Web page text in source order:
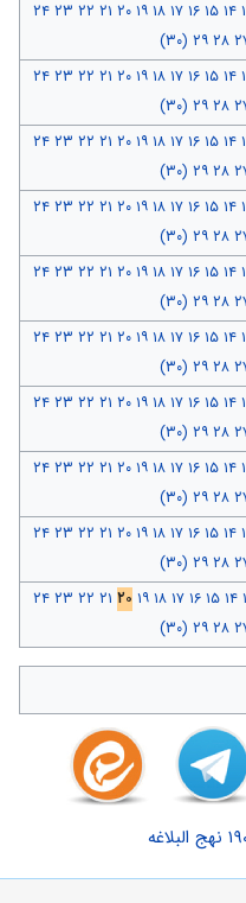
۱۴ ۱۵ ۱۶ ۱۷ ۱۸ ۱۹ ۲۰ ۲۱ ۲۲ ۲۳ ۲۴
۲۸ ۲۹ (۳۰)
۱۴ ۱۵ ۱۶ ۱۷ ۱۸ ۱۹ ۲۰ ۲۱ ۲۲ ۲۳ ۲۴
۲۸ ۲۹ (۳۰)
۱۴ ۱۵ ۱۶ ۱۷ ۱۸ ۱۹ ۲۰ ۲۱ ۲۲ ۲۳ ۲۴
۲۸ ۲۹ (۳۰)
۱۴ ۱۵ ۱۶ ۱۷ ۱۸ ۱۹ ۲۰ ۲۱ ۲۲ ۲۳ ۲۴
۲۸ ۲۹ (۳۰)
۱۴ ۱۵ ۱۶ ۱۷ ۱۸ ۱۹ ۲۰ ۲۱ ۲۲ ۲۳ ۲۴
۲۸ ۲۹ (۳۰)
۱۴ ۱۵ ۱۶ ۱۷ ۱۸ ۱۹ ۲۰ ۲۱ ۲۲ ۲۳ ۲۴
۲۸ ۲۹ (۳۰)
۱۴ ۱۵ ۱۶ ۱۷ ۱۸ ۱۹ ۲۰ ۲۱ ۲۲ ۲۳ ۲۴
۲۸ ۲۹ (۳۰)
۱۴ ۱۵ ۱۶ ۱۷ ۱۸ ۱۹ ۲۰ ۲۱ ۲۲ ۲۳ ۲۴
۲۸ ۲۹ (۳۰)
۱۴ ۱۵ ۱۶ ۱۷ ۱۸ ۱۹ ۲۰ ۲۱ ۲۲ ۲۳ ۲۴
۲۸ ۲۹ (۳۰)
۱۴ ۱۵ ۱۶ ۱۷ ۱۸ ۱۹ ۲۰ ۲۱ ۲۲ ۲۳ ۲۴
۲۸ ۲۹ (۳۰)